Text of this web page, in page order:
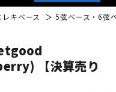
レキベース 5弦ベース・6弦
【決算売り